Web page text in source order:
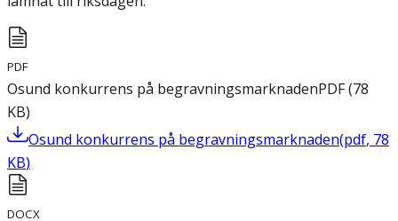
PDF
Osund konkurrens på begravningsmarknadenPDF(78
KB)
Osund konkurrens på begravningsmarknaden(pdf, 78
KB)
DOCX